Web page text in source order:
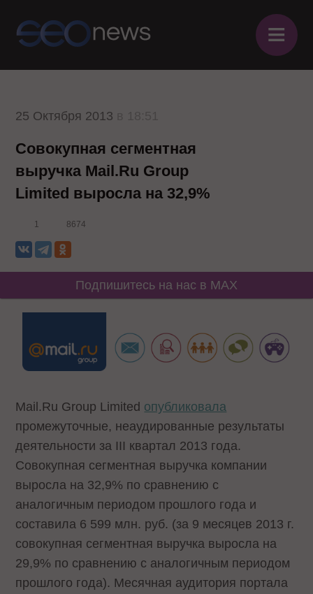
≡
25 Октября 2013
Совокупная сегментная
выручка Mail.Ru Group
Limited выросла на 32,9%
1 8674
Подпишитесь на нас в MAX
Mail.Ru Group Limited опубликовала
промежуточные, неаудированные результаты
деятельности за III квартал 2013 года.
Совокупная сегментная выручка компании
выросла на 32,9% по сравнению с
аналогичным периодом прошлого года и
составила 6 599 млн. руб. (за 9 месяцев 2013 г.
совокупная сегментная выручка выросла на
29,9% по сравнению с аналогичным периодом
прошлого года). Месячная аудитория портала